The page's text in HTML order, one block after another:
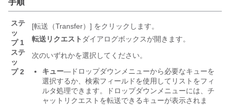
手順
ステ
ッ
プ 1
[転送（Transfer）] をクリックします。
転送リクエスト ダイアログボックスが開きます。
ステ
ッ
プ 2
次のいずれかを選択してください。
キュー—ドロップダウンメニューから必要なキューを
選択するか、検索フィールドを使用してリストをフィ
ルタ処理できます。ドロップダウンメニューには、チ
ャットリクエストを転送できるキューが表示されま